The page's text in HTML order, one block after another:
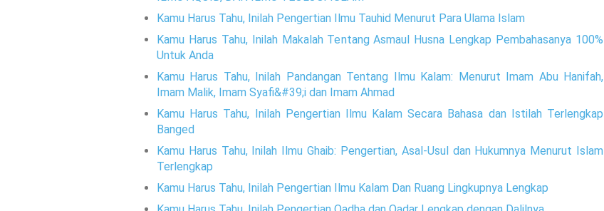
Kamu Harus Tahu, Inilah Pengertian Ilmu Tauhid Menurut Para Ulama Islam
Kamu Harus Tahu, Inilah Makalah Tentang Asmaul Husna Lengkap Pembahasanya 100%
Untuk Anda
Kamu Harus Tahu, Inilah Pandangan Tentang Ilmu Kalam: Menurut Imam Abu Hanifah,
Imam Malik, Imam Syafi&#39;i dan Imam Ahmad
Kamu Harus Tahu, Inilah Pengertian Ilmu Kalam Secara Bahasa dan Istilah Terlengkap
Banged
Kamu Harus Tahu, Inilah Ilmu Ghaib: Pengertian, Asal-Usul dan Hukumnya Menurut Islam
Terlengkap
Kamu Harus Tahu, Inilah Pengertian Ilmu Kalam Dan Ruang Lingkupnya Lengkap